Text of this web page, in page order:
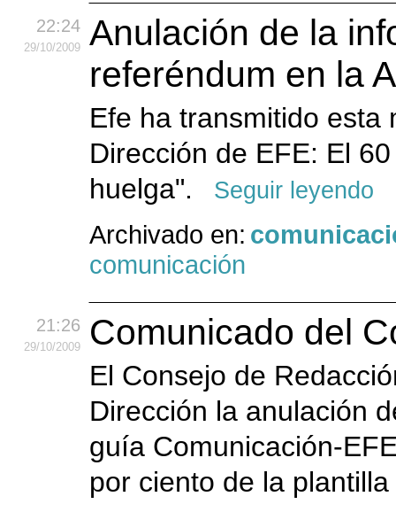
22:24
29/10/2009
Anulación de la
referéndum en la
Efe ha transmitido esta
Dirección de EFE: El
huelga".
Seguir leyendo
Archivado en:
comunicación
21:26
29/10/2009 Comunicado del
El Consejo de
Dirección la anulación
guía Comunicación-
por ciento de la